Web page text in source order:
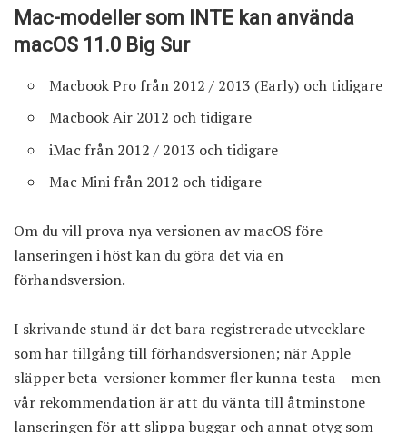
Mac-modeller som INTE kan använda
macOS 11.0 Big Sur
Macbook Pro från 2012 / 2013 (Early) och tidigare
Macbook Air 2012 och tidigare
iMac från 2012 / 2013 och tidigare
Mac Mini från 2012 och tidigare
Om du vill prova nya versionen av macOS före
lanseringen i höst kan du göra det via en
förhandsversion.
I skrivande stund är det bara registrerade utvecklare
som har tillgång till förhandsversionen; när Apple
släpper beta-versioner kommer fler kunna testa – men
vår rekommendation är att du vänta till åtminstone
lanseringen för att slippa buggar och annat otyg som